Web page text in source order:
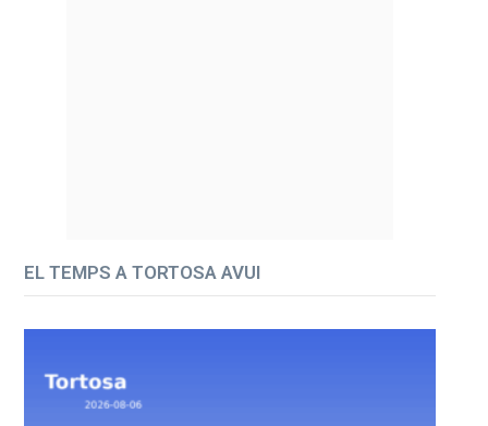
EL TEMPS A TORTOSA AVUI